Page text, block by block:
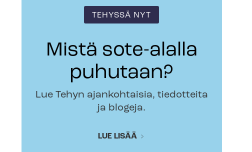
TEHYSSÄ NYT
Mistä sote-alalla
puhutaan?
Lue Tehyn ajankohtaisia, tiedotteita
ja blogeja.
LUE LISÄÄ